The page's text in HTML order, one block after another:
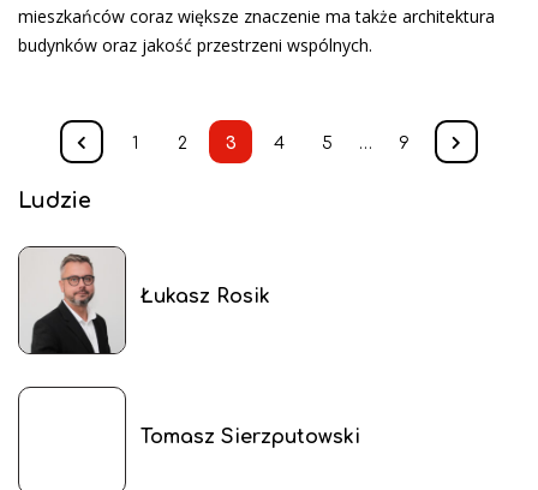
mieszkańców coraz większe znaczenie ma także architektura
budynków oraz jakość przestrzeni wspólnych.
1 2 3 4 5 … 9
Ludzie
Łukasz Rosik
Tomasz Sierzputowski